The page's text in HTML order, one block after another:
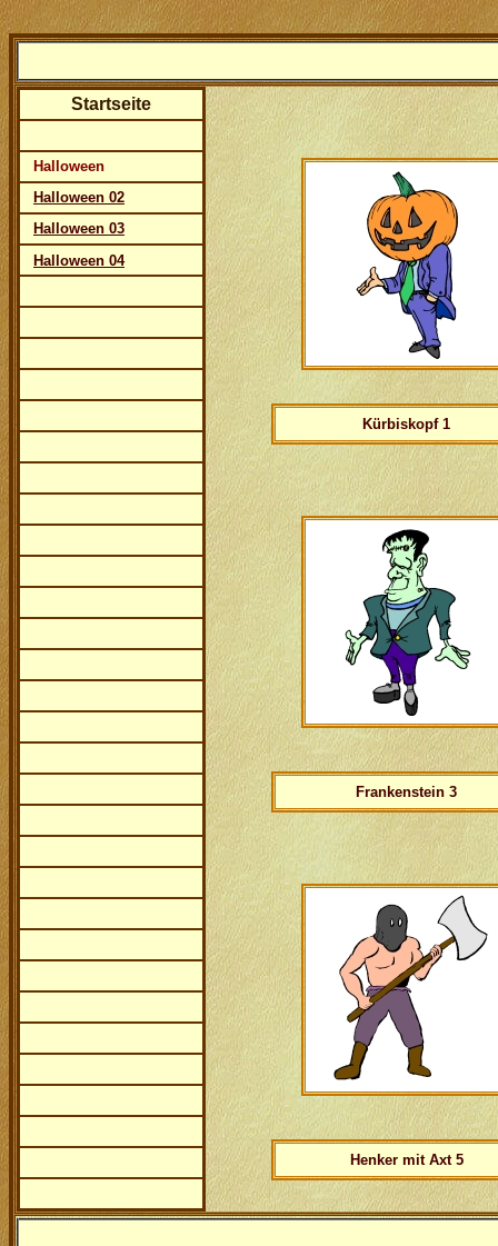
Startseite
Halloween
Halloween 02
Halloween 03
Halloween 04
Kürbiskopf 1
Frankenstein 3
Henker mit Axt 5